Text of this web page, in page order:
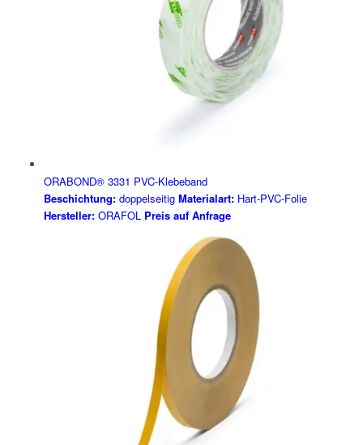
ORABOND® 3331 PVC-Klebeband
Beschichtung:doppelseitig Materialart:Hart-PVC-Folie
Hersteller:ORAFOL Preis auf Anfrage